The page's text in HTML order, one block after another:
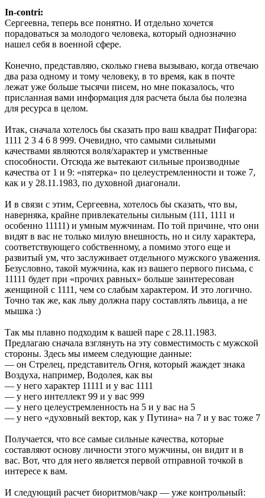
In-contri:
Сергеевна, теперь все понятно. И отдельно хочется
порадоваться за молодого человека, который однозначно
нашел себя в военной сфере.
Конечно, представляю, сколько гнева вызываю, когда отвечаю
два раза одному и тому человеку, в то время, как в почте
лежат уже больше тысячи писем, но мне показалось, что
присланная вами информация для расчета была бы полезна
для ресурса в целом.
Итак, сначала хотелось бы сказать про ваш квадрат Пифагора:
1111 2 3 4 6 8 999. Очевидно, что самыми сильными
качествами являются воля/характер и умственные
способности. Отсюда же вытекают сильные производные
качества от 1 и 9: «пятерка» по целеустремленности и тоже 7,
как и у 28.11.1983, по духовной диагонали.
И в связи с этим, Сергеевна, хотелось бы сказать, что вы,
наверняка, крайне привлекательны сильным (111, 1111 и
особенно 11111) и умным мужчинам. По той причине, что они
видят в вас не только милую внешность, но и силу характера,
соответствующего собственному, а помимо этого еще и
развитый ум, что заслуживает отдельного мужского уважения.
Безусловно, такой мужчина, как из вашего первого письма, с
11111 будет при «прочих равных» больше заинтересован
женщиной с 1111, чем со слабым характером. И это логично.
Точно так же, как льву должна пару составлять львица, а не
мышка :)
Так мы плавно подходим к вашей паре с 28.11.1983.
Предлагаю сначала взглянуть на эту совместимость с мужской
стороны. Здесь мы имеем следующие данные:
— он Стрелец, представитель Огня, который жаждет знака
Воздуха, например, Водолея, как вы
— у него характер 11111 и у вас 1111
— у него интеллект 99 и у вас 999
— у него целеустремленность на 5 и у вас на 5
— у него «духовный вектор, как у Путина» на 7 и у вас тоже 7
Получается, что все самые сильные качества, которые
составляют основу личности этого мужчины, он видит и в
вас. Вот, что для него является первой отправной точкой в
интересе к вам.
И следующий расчет биоритмов/чакр — уже контрольный: